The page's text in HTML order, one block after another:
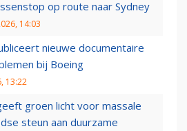
op route naar Sydney
14:03
nieuwe documentaire
bij Boeing
13:22
groen licht voor massale
steun aan duurzame